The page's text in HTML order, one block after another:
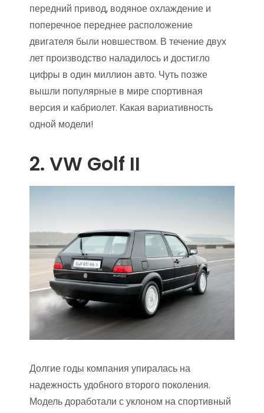
передний привод, водяное охлаждение и
поперечное переднее расположение
двигателя были новшеством. В течение двух
лет производство наладилось и достигло
цифры в один миллион авто. Чуть позже
вышли популярные в мире спортивная
версия и кабриолет. Какая вариативность
одной модели!
2. VW Golf II
Долгие годы компания упиралась на
надежность удобного второго поколения.
Модель доработали с уклоном на спортивный